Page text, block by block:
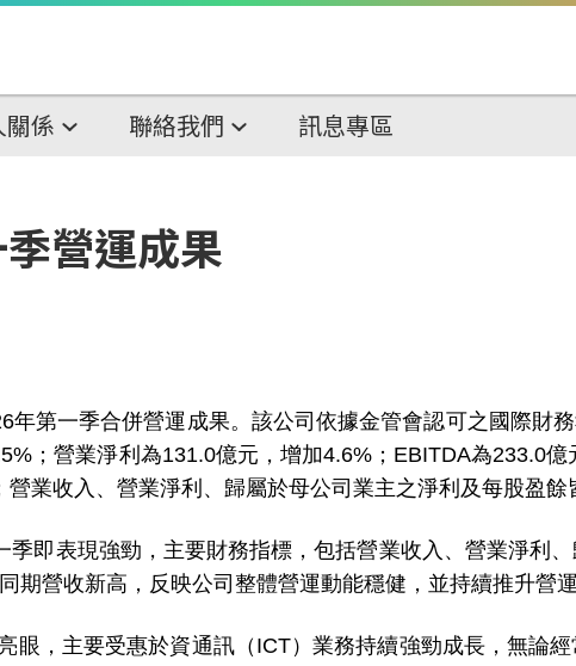
關係 聯絡我們 訊息專區
營運成果
一季合併營運成果。該公司依據金管會認可之國際財
；營業淨利為131.0億元，增加4.6%；EBITDA為233.0
業收入、營業淨利、歸屬於母公司業主之淨利及每股盈餘
表現強勁，主要財務指標，包括營業收入、營業淨利、
營收新高，反映公司整體營運動能穩健，並持續推升營運
，主要受惠於資通訊（ICT）業務持續強勁成長，無論經